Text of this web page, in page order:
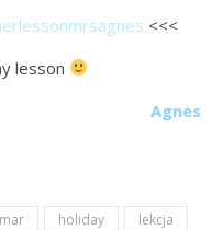
<<<
lesson
Agnes
holiday
lekcja